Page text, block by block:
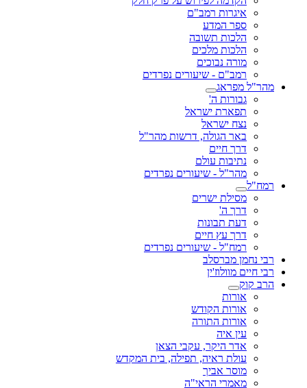
איגרות רמב"ם
ספר המדע
הלכות תשובה
הלכות מלכים
מורה נבוכים
רמב"ם - שיעורים נפרדים
מהר"ל מפראג
גבורות ה'
תפארת ישראל
נצח ישראל
באר הגולה, דרשות מהר"ל
דרך חיים
נתיבות עולם
מהר"ל - שיעורים נפרדים
רמח"ל
מסילת ישרים
דרך ה'
דעת תבונות
דרך עץ חיים
רמח"ל - שיעורים נפרדים
רבי נחמן מברסלב
רבי חיים מוולוז'ין
הרב קוק
אורות
אורות הקודש
אורות התורה
עין איה
אדר היקר, עקבי הצאן
עולת ראיה, תפילה, בית המקדש
מוסר אביך
מאמרי הראי"ה